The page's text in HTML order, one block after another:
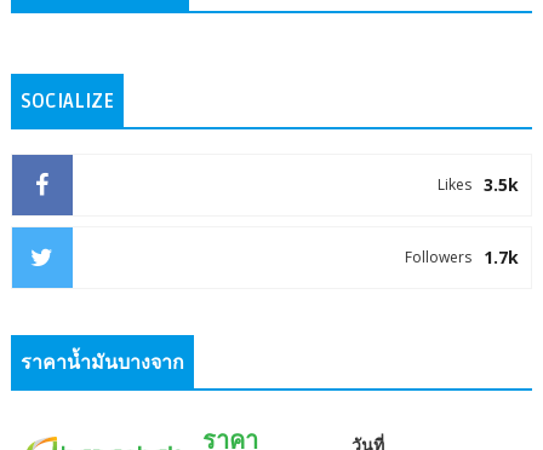
SOCIALIZE
3.5k
Likes
1.7k
Followers
ราคาน้ำมันบางจาก